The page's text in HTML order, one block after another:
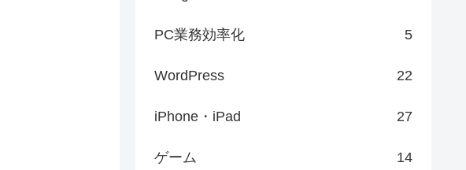
PC業務効率化 5
WordPress 22
iPhone・iPad 27
ゲーム 14